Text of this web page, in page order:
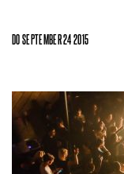
DO SEPTEMBER 24 2015